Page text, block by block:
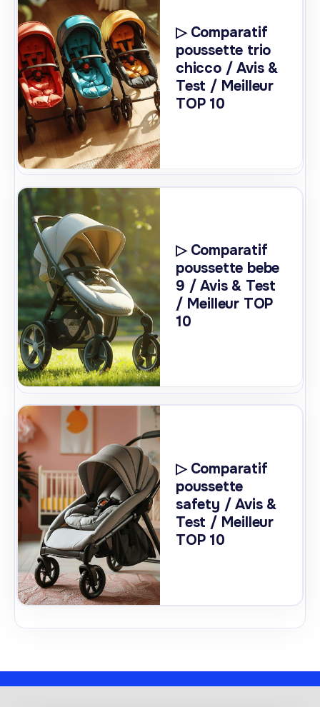
▷ Comparatif
poussette trio
chicco / Avis &
Test / Meilleur
TOP 10
▷ Comparatif
poussette bebe
9 / Avis & Test
/ Meilleur TOP
10
▷ Comparatif
poussette
safety / Avis &
Test / Meilleur
TOP 10